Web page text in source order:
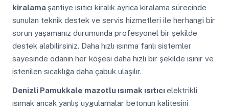
kiralama şantiye ısıtıcı kiralık ayrıca kiralama sürecinde
sunulan teknik destek ve servis hizmetleri ile herhangi bir
sorun yaşamanız durumunda profesyonel bir şekilde
destek alabilirsiniz. Daha hızlı ısınma fanlı sistemler
sayesinde odanın her köşesi daha hızlı bir şekilde ısınır ve
istenilen sıcaklığa daha çabuk ulaşılır.
Denizli Pamukkale mazotlu ısımak ısıtıcıelektrikli
ısımak ancak yanlış uygulamalar betonun kalitesini